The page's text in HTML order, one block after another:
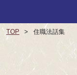
TOP 住職法話集